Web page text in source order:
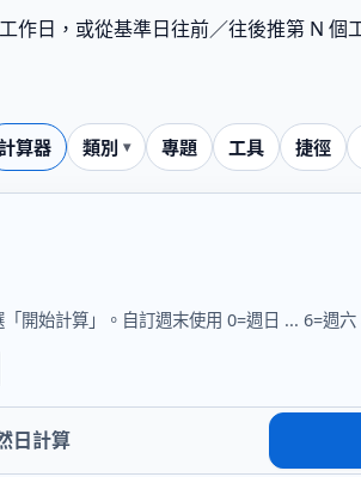
算器 類別 專題 工具 捷徑
作日，或從基準日往前／往後推第 N
開始計算」。自訂週末使用 0=週日 ... 6=週
日計算